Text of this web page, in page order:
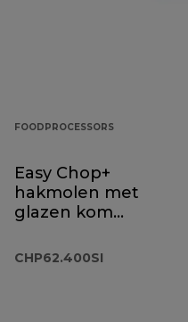
FOODPROCESSORS
Easy Chop+
hakmolen met
glazen kom
CHP62.400SI